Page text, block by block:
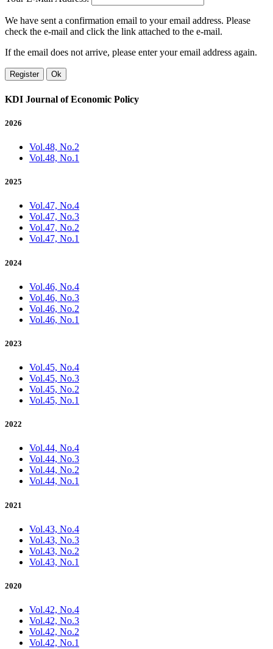
We have sent a confirmation email to your email address. Please
check the e-mail and click the link attached to the e-mail.
If the email does not arrive, please enter your email address again.
Register Ok
KDI Journal of Economic Policy
2026
Vol.48, No.2
Vol.48, No.1
2025
Vol.47, No.4
Vol.47, No.3
Vol.47, No.2
Vol.47, No.1
2024
Vol.46, No.4
Vol.46, No.3
Vol.46, No.2
Vol.46, No.1
2023
Vol.45, No.4
Vol.45, No.3
Vol.45, No.2
Vol.45, No.1
2022
Vol.44, No.4
Vol.44, No.3
Vol.44, No.2
Vol.44, No.1
2021
Vol.43, No.4
Vol.43, No.3
Vol.43, No.2
Vol.43, No.1
2020
Vol.42, No.4
Vol.42, No.3
Vol.42, No.2
Vol.42, No.1